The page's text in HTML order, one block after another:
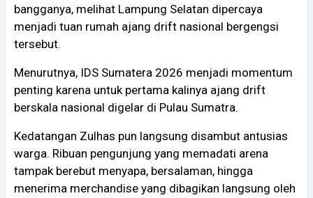
bangganya, melihat Lampung Selatan dipercaya
menjadi tuan rumah ajang drift nasional bergengsi
tersebut.
Menurutnya, IDS Sumatera 2026 menjadi momentum
penting karena untuk pertama kalinya ajang drift
berskala nasional digelar di Pulau Sumatra.
Kedatangan Zulhas pun langsung disambut antusias
warga. Ribuan pengunjung yang memadati arena
tampak berebut menyapa, bersalaman, hingga
menerima merchandise yang dibagikan langsung oleh